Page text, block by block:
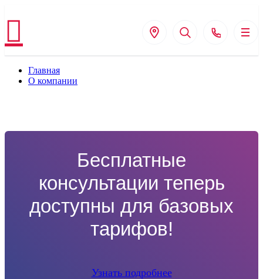
Главная
О компании
Бесплатные
консультации теперь
доступны для базовых
тарифов!
Узнать подробнее